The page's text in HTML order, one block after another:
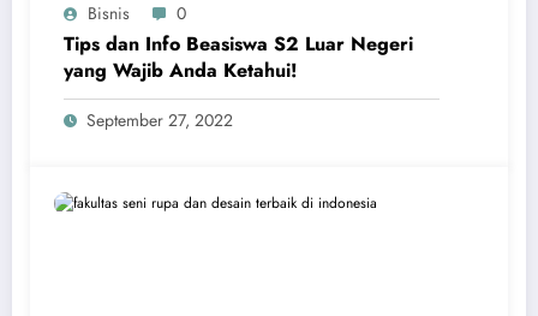
Bisnis 0
Tips dan Info Beasiswa S2 Luar Negeri
yang Wajib Anda Ketahui!
September 27, 2022